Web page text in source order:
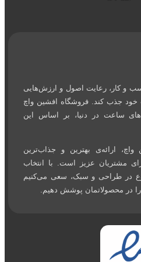
اصول و ارزش‌هایی
فروشگاه افشین واچ
دنیا، بر اساس این
بهترین و جذاب‌ترین
است. با انتخاب
و سبک، سعی می‌کنیم
پوشش دهیم.